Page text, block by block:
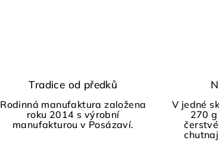
Tradice od předků
Rodinná manufaktura založena
roku 2014 s výrobní
manufakturou v Posázaví.
V jedné
270